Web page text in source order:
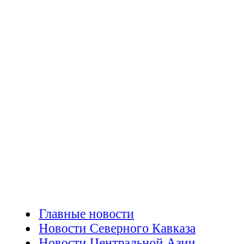
Главные новости
Новости Северного Кавказа